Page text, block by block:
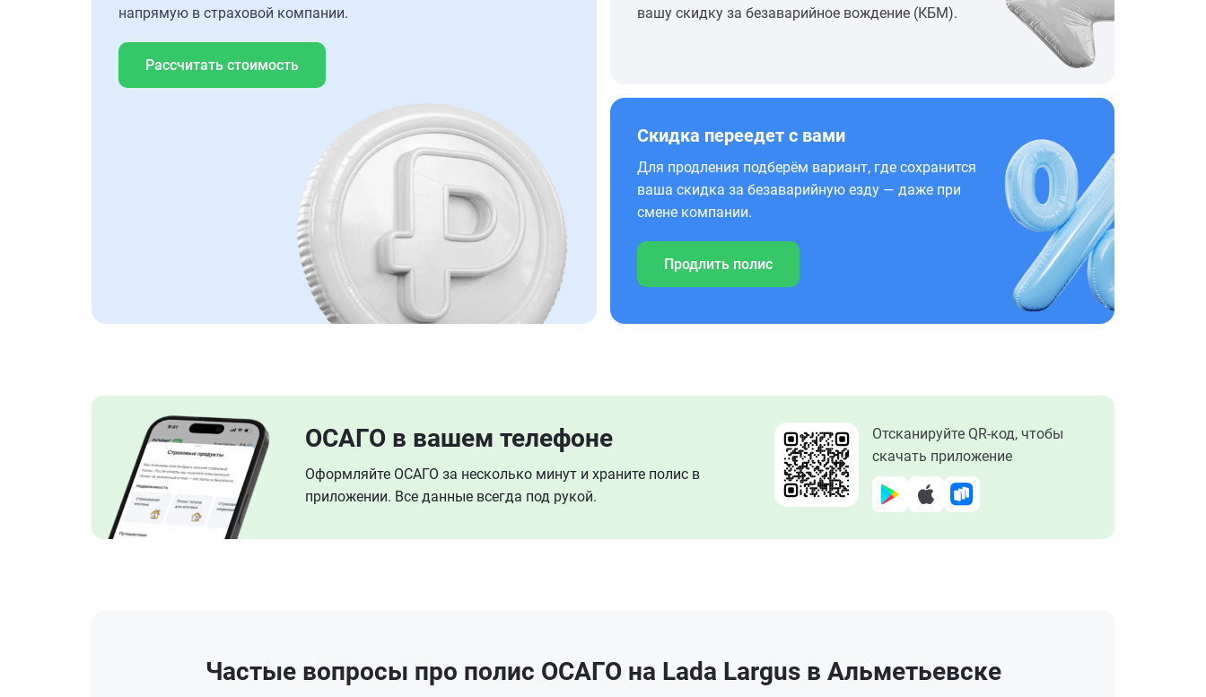
напрямую в страховой компании.
Рассчитать стоимость
вашу скидку за безаварийное вождение (КБМ).
Скидка переедет с вами
Для продления подберём вариант, где сохранится
ваша скидка за безаварийную езду — даже при
смене компании.
Продлить полис
ОСАГО в вашем телефоне
Оформляйте ОСАГО за несколько минут и храните полис в
приложении. Все данные всегда под рукой.
Отсканируйте QR-код, чтобы
скачать приложение
Частые вопросы про полис ОСАГО на Lada Largus в Альметьевске